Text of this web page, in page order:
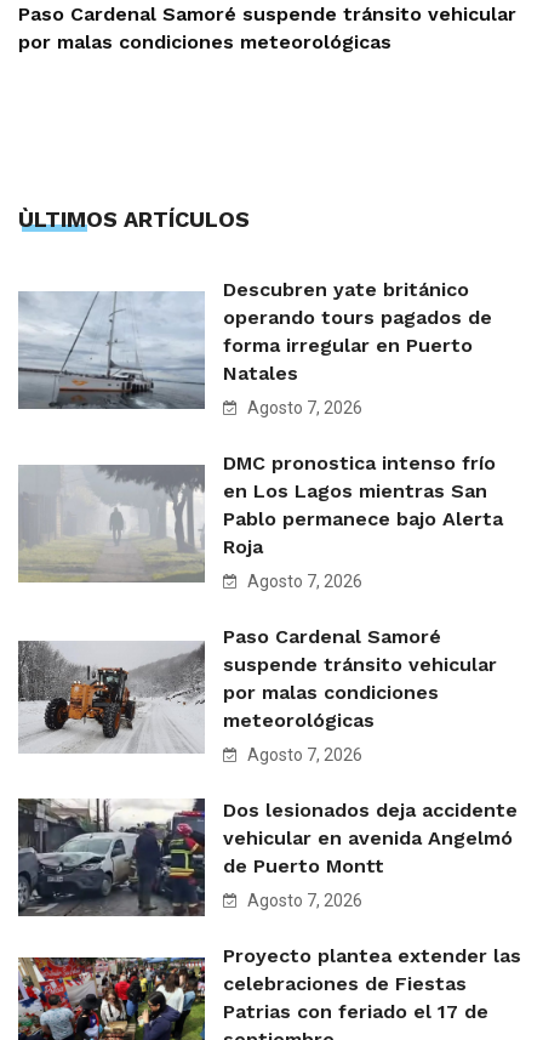
Paso Cardenal Samoré suspende tránsito vehicular
por malas condiciones meteorológicas
ÙLTIMOS ARTÍCULOS
Descubren yate británico
operando tours pagados de
forma irregular en Puerto
Natales
Agosto 7, 2026
DMC pronostica intenso frío
en Los Lagos mientras San
Pablo permanece bajo Alerta
Roja
Agosto 7, 2026
Paso Cardenal Samoré
suspende tránsito vehicular
por malas condiciones
meteorológicas
Agosto 7, 2026
Dos lesionados deja accidente
vehicular en avenida Angelmó
de Puerto Montt
Agosto 7, 2026
Proyecto plantea extender las
celebraciones de Fiestas
Patrias con feriado el 17 de